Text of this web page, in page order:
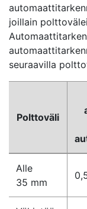
joillain
seuraavilla
Polttoväli
Alle
35 mm